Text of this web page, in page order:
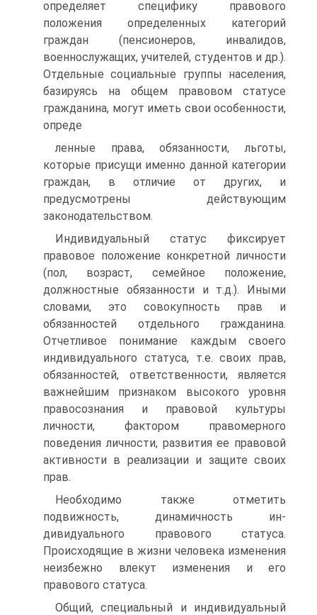
определяет специфику право­вого
положения определенных категорий
граждан (пенсионеров, инвалидов,
военнослужащих, учителей, студентов и др.).
Отдель­ные социальные группы населения,
базируясь на общем право­вом статусе
гражданина, могут иметь свои особенности,
опреде­
ленные права, обязанности, льготы,
которые присущи именно данной категории
граждан, в отличие от других, и
предусмотре­ны действующим
законодательством.
Индивидуальный статус фиксирует
правовое положение кон­кретной личности
(пол, возраст, семейное положение,
должност­ные обязанности и т.д.). Иными
словами, это совокупность прав и
обязанностей отдельного гражданина.
Отчетливое понимание каждым своего
индивидуального статуса, т.е. своих прав,
обязан­ностей, ответственности, является
важнейшим признаком высо­кого уровня
правосознания и правовой культуры
личности, фак­тором правомерного
поведения личности, развития ее правовой
активности в реализации и защите своих
прав.
Необходимо также отметить
подвижность, динамичность ин­
дивидуального правового статуса.
Происходящие в жизни чело­века изменения
неизбежно влекут изменения и его
правового статуса.
Общий, специальный и индивидуальный